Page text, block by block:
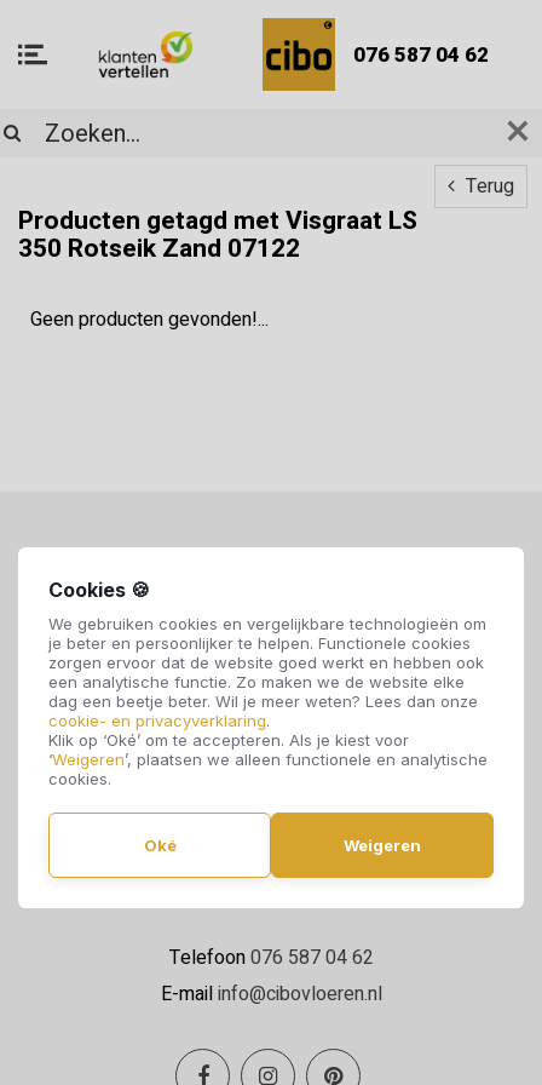
Cookies 🍪
We gebruiken cookies en vergelijkbare technologieën om
je beter en persoonlijker te helpen. Functionele cookies
zorgen ervoor dat de website goed werkt en hebben ook
een analytische functie. Zo maken we de website elke
dag een beetje beter. Wil je meer weten? Lees dan onze
cookie- en privacyverklaring.
Klik op ‘Oké’ om te accepteren. Als je kiest voor
‘Weigeren’, plaatsen we alleen functionele en analytische
cookies.
Oké Weigeren
076 587 04 62
Terug
Producten getagd met Visgraat LS
350 Rotseik Zand 07122
Geen producten gevonden!...
Cibo Vloeren
4814 NE Breda
Maandag t/m zaterdag 09:00 - 17:00
Telefoon076 587 04 62
E-mailinfo@cibovloeren.nl